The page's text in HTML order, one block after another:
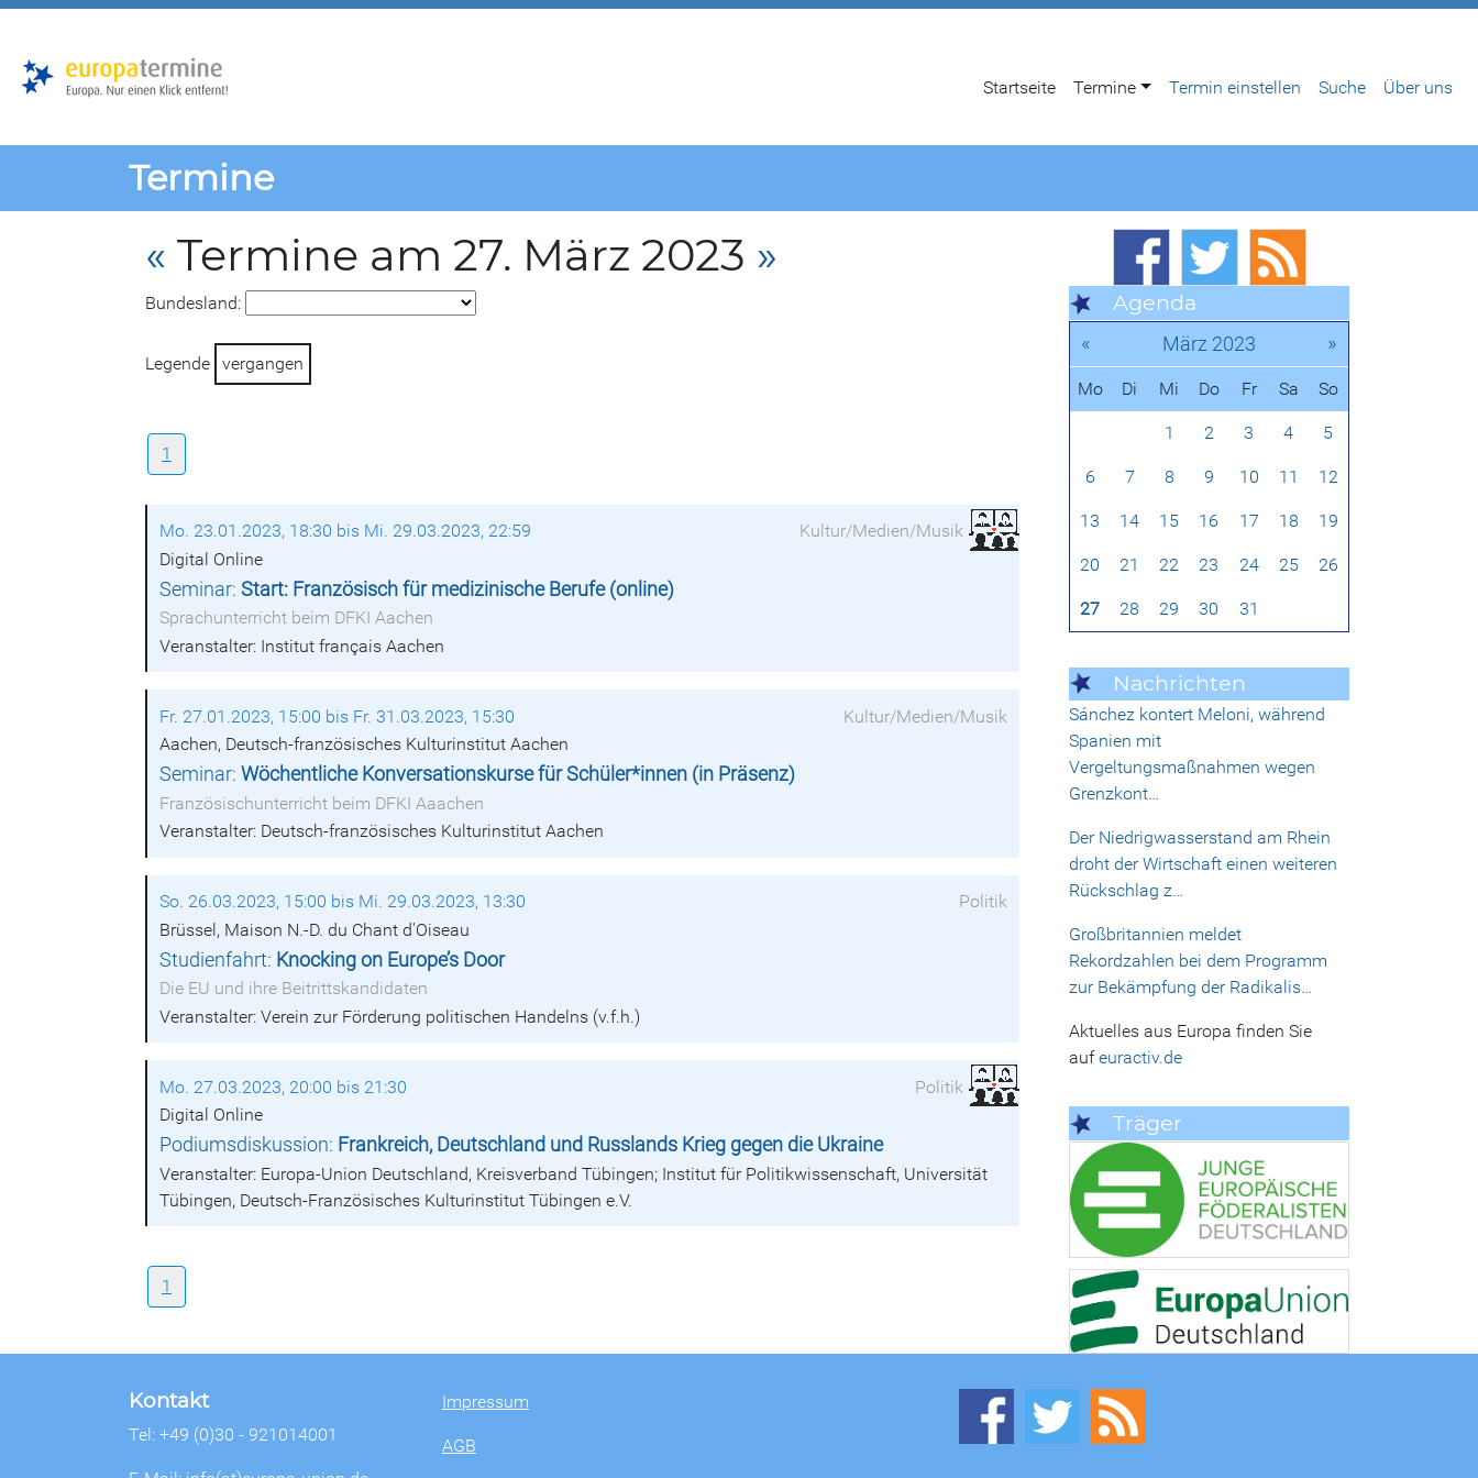
Startseite
Termine Termin einstellen Suche Über uns
Termine
« Termine am 27. März 2023 »
Bundesland:
Legende vergangen
1
Mo. 23.01.2023, 18:30 bis Mi. 29.03.2023, 22:59
Kultur/Medien/Musik
Digital Online
Seminar:Start: Französisch für medizinische Berufe (online)
Sprachunterricht beim DFKI Aachen
Veranstalter: Institut français Aachen
Fr. 27.01.2023, 15:00 bis Fr. 31.03.2023, 15:30
Kultur/Medien/Musik
Aachen, Deutsch-französisches Kulturinstitut Aachen
Seminar:Wöchentliche Konversationskurse für Schüler*innen (in Präsenz)
Französischunterricht beim DFKI Aaachen
Veranstalter: Deutsch-französisches Kulturinstitut Aachen
So. 26.03.2023, 15:00 bis Mi. 29.03.2023, 13:30
Politik
Brüssel, Maison N.-D. du Chant d'Oiseau
Studienfahrt: Knocking on Europe’s Door
Die EU und ihre Beitrittskandidaten
Veranstalter: Verein zur Förderung politischen Handelns (v.f.h.)
Mo. 27.03.2023, 20:00 bis 21:30
Politik
Digital Online
Podiumsdiskussion: Frankreich, Deutschland und Russlands Krieg gegen die Ukraine
Veranstalter: Europa-Union Deutschland, Kreisverband Tübingen; Institut für Politikwissenschaft, Universität
Tübingen, Deutsch-Französisches Kulturinstitut Tübingen e.V.
1
Agenda
« März 2023 »
Mo Di Mi Do Fr Sa So
1 2 3 4 5
6 7 8 9 10 11 12
13 14 15 16 17 18 19
20 21 22 23 24 25 26
27 28 29 30 31
Nachrichten
Sánchez kontert Meloni, während
Spanien mit
Vergeltungsmaßnahmen wegen
Grenzkont…
Der Niedrigwasserstand am Rhein
droht der Wirtschaft einen weiteren
Rückschlag z…
Großbritannien meldet
Rekordzahlen bei dem Programm
zur Bekämpfung der Radikalis…
Aktuelles aus Europa finden Sie
aufeuractiv.de
Träger
Kontakt
Tel: +49 (0)30 - 921014001
Impressum
AGB